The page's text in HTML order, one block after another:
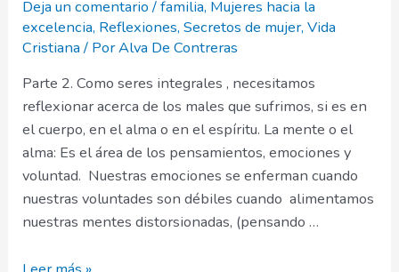
Deja un comentario /familia, Mujeres hacia la
excelencia, Reflexiones,Secretos de mujer,Vida
Cristiana/ PorAlva De Contreras
Parte 2. Como seres integrales , necesitamos
reflexionar acerca de los males que sufrimos, si es en
el cuerpo, en el alma o en el espíritu. La mente o el
alma: Es el área de los pensamientos, emociones y
voluntad. Nuestras emociones se enferman cuando
nuestras voluntades son débiles cuando alimentamos
nuestras mentes distorsionadas, (pensando …
ESTAS